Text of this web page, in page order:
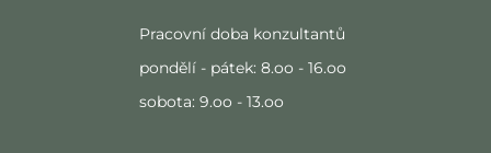
Pracovní doba konzultantů
pondělí - pátek: 8.oo - 16.oo
sobota: 9.oo - 13.oo